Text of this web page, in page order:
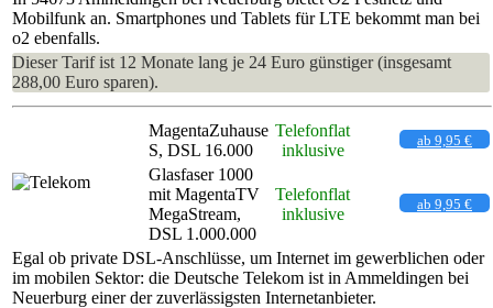
Mobilfunk an. Smartphones und Tablets für LTE bekommt man bei
o2 ebenfalls.
Dieser Tarif ist 12 Monate lang je 24 Euro günstiger (insgesamt
288,00 Euro sparen).
MagentaZuhause
S, DSL 16.000
Telefonflat
inklusive
ab 9,95 €
Glasfaser 1000
mit MagentaTV
MegaStream,
DSL 1.000.000
Telefonflat
inklusive
ab 9,95 €
Egal ob private DSL-Anschlüsse, um Internet im gewerblichen oder
im mobilen Sektor: die Deutsche Telekom ist in Ammeldingen bei
Neuerburg einer der zuverlässigsten Internetanbieter.